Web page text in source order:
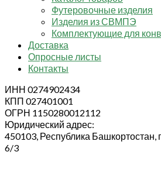
Футеровочные изделия
Изделия из СВМПЭ
Комплектующие для
Доставка
Опросные листы
Контакты
ИНН 0274902434
КПП 027401001
ОГРН 1150280012112
Юридический адрес:
450103, Республика Башкортостан,
6/3